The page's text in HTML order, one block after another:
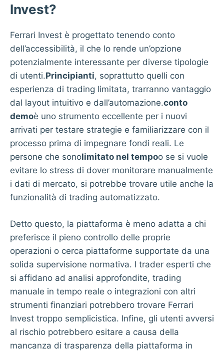
Invest?
Ferrari Invest è progettato tenendo conto
dell’accessibilità, il che lo rende un’opzione
potenzialmente interessante per diverse tipologie
di utenti.Principianti, soprattutto quelli con
esperienza di trading limitata, trarranno vantaggio
dal layout intuitivo e dall’automazione.conto
demoè uno strumento eccellente per i nuovi
arrivati per testare strategie e familiarizzare con il
processo prima di impegnare fondi reali. Le
persone che sonolimitato nel tempoo se si vuole
evitare lo stress di dover monitorare manualmente
i dati di mercato, si potrebbe trovare utile anche la
funzionalità di trading automatizzato.
Detto questo, la piattaforma è meno adatta a chi
preferisce il pieno controllo delle proprie
operazioni o cerca piattaforme supportate da una
solida supervisione normativa. I trader esperti che
si affidano ad analisi approfondite, trading
manuale in tempo reale o integrazioni con altri
strumenti finanziari potrebbero trovare Ferrari
Invest troppo semplicistica. Infine, gli utenti avversi
al rischio potrebbero esitare a causa della
mancanza di trasparenza della piattaforma in